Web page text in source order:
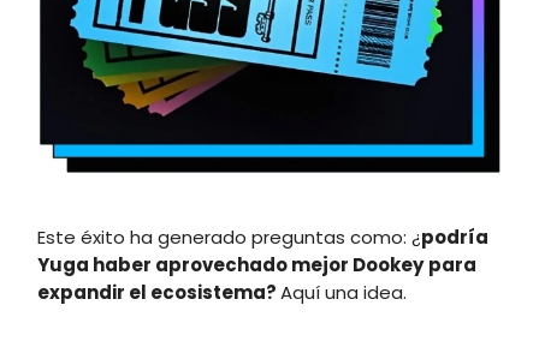
Este éxito ha generado preguntas como: ¿podría
Yuga haber aprovechado mejor Dookey para
expandir el ecosistema?Aquí una idea.